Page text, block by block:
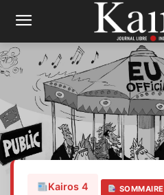
Kairos 4 SOMMAIRE